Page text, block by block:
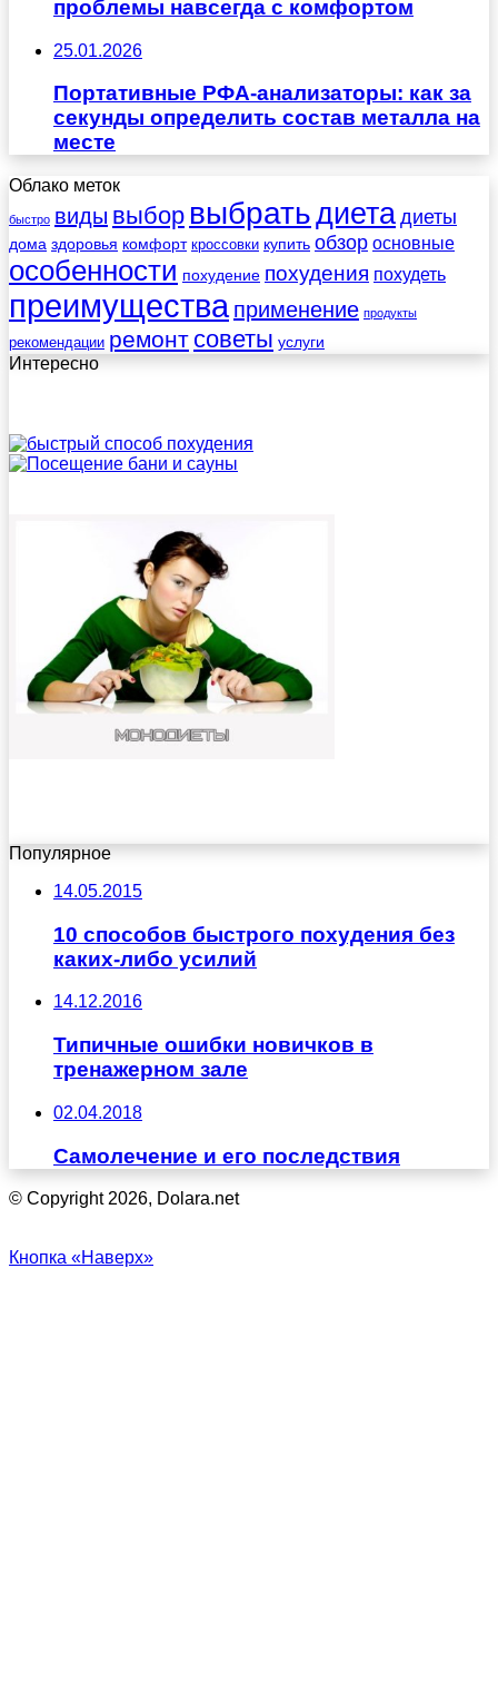
проблемы навсегда с комфортом
25.01.2026
Портативные РФА-анализаторы: как за
секунды определить состав металла на
месте
Облако меток
быстро виды выбор выбратьдиета диеты
дома здоровья комфорт кроссовки купить обзор основные
особенности похудение похудения похудеть
преимущества применение продукты
рекомендации ремонт советы услуги
Интересно
Популярное
14.05.2015
10 способов быстрого похудения без
каких-либо усилий
14.12.2016
Типичные ошибки новичков в
тренажерном зале
02.04.2018
Самолечение и его последствия
© Copyright 2026, Dolara.net
Кнопка «Наверх»